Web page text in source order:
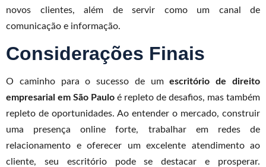
novos clientes, além de servir como um canal de
comunicação e informação.
Considerações Finais
O caminho para o sucesso de umescritório de direito
empresarial em São Paulo é repleto de desafios, mas também
repleto de oportunidades. Ao entender o mercado, construir
uma presença online forte, trabalhar em redes de
relacionamento e oferecer um excelente atendimento ao
cliente, seu escritório pode se destacar e prosperar.